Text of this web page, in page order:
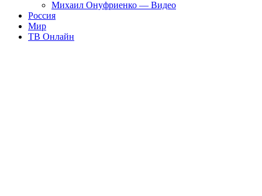
Михаил Онуфриенко — Видео
Россия
Мир
ТВ Онлайн